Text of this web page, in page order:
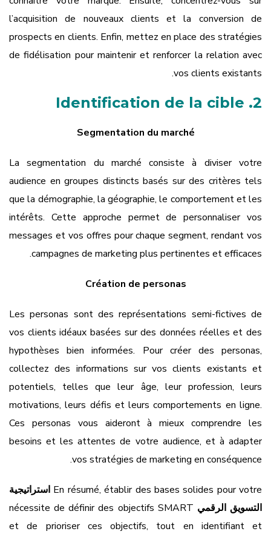
l’acquisition de nouveaux clients et la conversion de
prospects en clients. Enfin, mettez en place des stratégies
de fidélisation pour maintenir et renforcer la relation avec
vos clients existants.
2. Identification de la cible
Segmentation du marché
La segmentation du marché consiste à diviser votre
audience en groupes distincts basés sur des critères tels
que la démographie, la géographie, le comportement et les
intérêts. Cette approche permet de personnaliser vos
messages et vos offres pour chaque segment, rendant vos
campagnes de marketing plus pertinentes et efficaces.
Création de personas
Les personas sont des représentations semi-fictives de
vos clients idéaux basées sur des données réelles et des
hypothèses bien informées. Pour créer des personas,
collectez des informations sur vos clients existants et
potentiels, telles que leur âge, leur profession, leurs
motivations, leurs défis et leurs comportements en ligne.
Ces personas vous aideront à mieux comprendre les
besoins et les attentes de votre audience, et à adapter
vos stratégies de marketing en conséquence.
En résumé, établir des bases solides pour votre استراتيجية
التسويق الرقمي nécessite de définir des objectifs SMART
et de prioriser ces objectifs, tout en identifiant et